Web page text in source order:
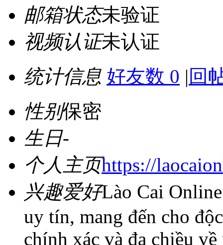
邮箱状态未验证
视频认证未认证
统计信息 好友数 0 | 回
性别保密
生日-
个人主页https://
兴趣爱好Lào Cai
uy tín, mang đến cho
chính xác và đa chiều